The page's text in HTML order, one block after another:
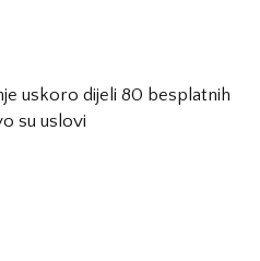
uskoro dijeli 80 besplatnih
su uslovi